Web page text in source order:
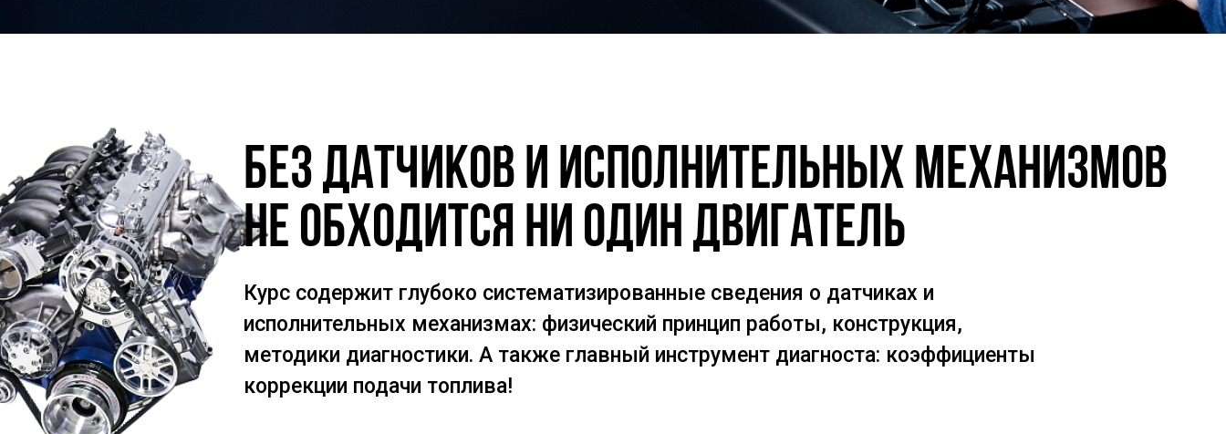
Без датчиков и исполнительных механизмов
не обходится ни один двигатель
Курс содержит глубоко систематизированные сведения о датчиках и
исполнительных механизмах: физический принцип работы, конструкция,
методики диагностики. А также главный инструмент диагноста: коэффициенты
коррекции подачи топлива!